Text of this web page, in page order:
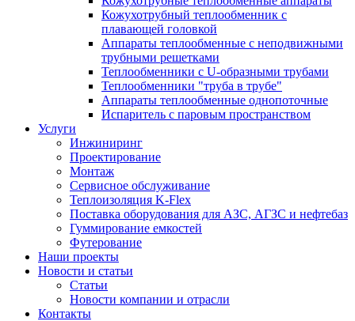
Кожухотрубный теплообменник с
плавающей головкой
Аппараты теплообменные с неподвижными
трубными решетками
Теплообменники с U-образными трубами
Теплообменники "труба в трубе"
Аппараты теплообменные однопоточные
Испаритель с паровым пространством
Услуги
Инжиниринг
Проектирование
Монтаж
Сервисное обслуживание
Теплоизоляция K-Flex
Поставка оборудования для АЗС, АГЗС и нефтебаз
Гуммирование емкостей
Футерование
Наши проекты
Новости и статьи
Статьи
Новости компании и отрасли
Контакты